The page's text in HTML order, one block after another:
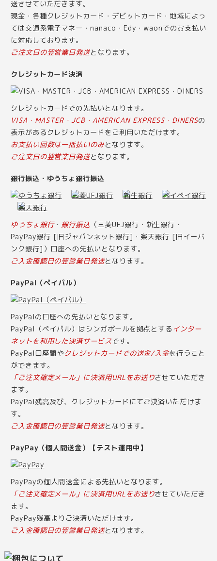
送させていただきます。
現金・各種クレジットカード・デビットカード・地域によっ
ては交通系電子マネー・nanaco・Edy・waonでのお支払い
に対応しております。
ご注文日の翌営業日発送となります。
クレジットカード決済
クレジットカードでの先払いとなります。
VISA・MASTER・JCB・AMERICAN EXPRESS・DINERSの
表示があるクレジットカードをご利用いただけます。
お支払い回数は一括払いのみとなります。
ご注文日の翌営業日発送となります。
銀行振込・ゆうちょ銀行振込
ゆうちょ銀行・銀行振込 （三菱UFJ銀行・新生銀行・
PayPay銀行 [旧ジャパンネット銀行]・楽天銀行 [旧イーバ
ンク銀行]）口座への先払いとなります。
ご入金確認日の翌営業日発送となります。
PayPal（ペイパル）
PayPalの口座への先払いとなります。
PayPal（ペイパル）はシンガポールを拠点とする インター
ネットを利用した決済サービスです。
PayPal口座間やクレジットカードでの送金/入金を行うこと
ができます。
「ご注文確定メール」に決済用URLをお送りさせていただき
ます。
PayPal残高及び、クレジットカードにてご決済いただけま
す。
ご入金確認日の翌営業日発送となります。
PayPay（個人間送金）【テスト運用中】
PayPayの個人間送金による先払いとなります。
「ご注文確定メール」に決済用URLをお送りさせていただき
ます。
PayPay残高よりご決済いただけます。
ご入金確認日の翌営業日発送となります。